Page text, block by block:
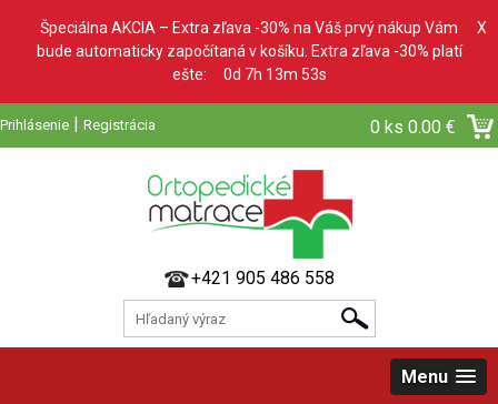
Špeciálna AKCIA – Extra zľava -30% na Váš prvý nákup Vám
bude automaticky započítaná v košíku. Extra zľava -30% platí
ešte: 0d 7h 13m 51s
X
Prihlásenie | Registrácia 0 ks 0.00 €
+421 905 486 558
Menu